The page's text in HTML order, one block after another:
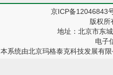
京ICP备12046843
版权所
地址：北京市东
电子
本系统由北京玛格泰克科技发展有